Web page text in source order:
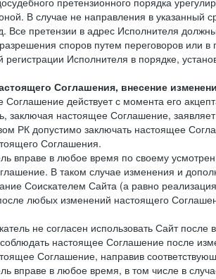
В случае не направления в указанный
Все претензии в адрес Исполнителя
споров путем переговоров или
регистрации Исполнителя в порядке,
Соглашения, внесение
действует с момента его
заключая настоящее Соглашение,
РК допустимо заключать настоящее
Соглашения.
вправе в любое время по своему
В таком случае изменения и
Соискателем Сайта (а равно
любых изменений настоящего
не согласен использовать Сайт
настоящее Соглашение после
Соглашение, направив
вправе в любое время, в том числе в